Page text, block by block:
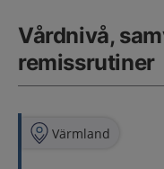
Vårdnivå,
remissrutiner
Värmland